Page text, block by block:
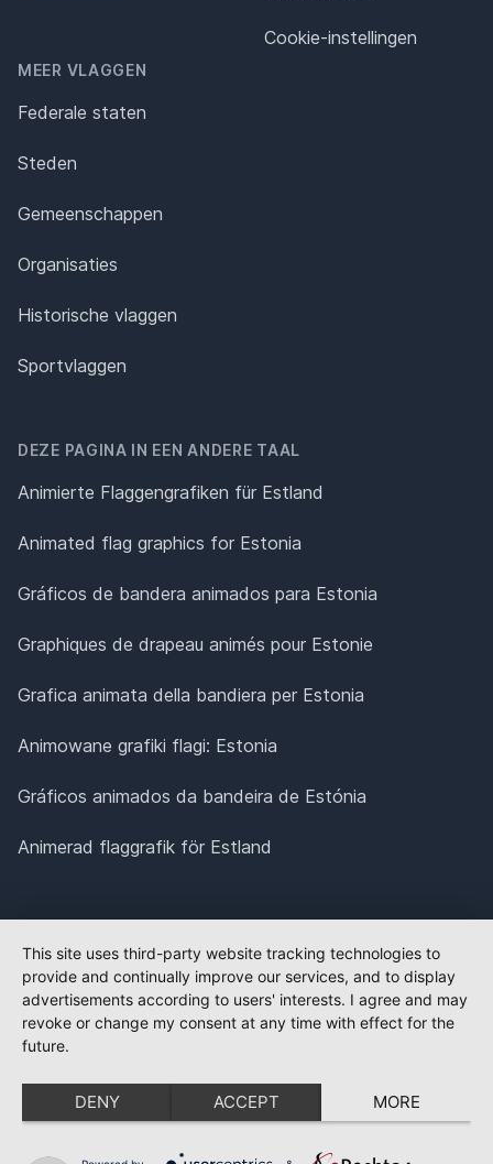
MEER VLAGGEN
Federale staten
Steden
Gemeenschappen
Organisaties
Historische vlaggen
Sportvlaggen
Cookie-instellingen
DEZE PAGINA IN EEN ANDERE TAAL
Animierte Flaggengrafiken für Estland
Animated flag graphics for Estonia
Gráficos de bandera animados para Estonia
Graphiques de drapeau animés pour Estonie
Grafica animata della bandiera per Estonia
Animowane grafiki flagi: Estonia
Gráficos animados da bandeira de Estónia
Animerad flaggrafik för Estland
This site uses third-party website tracking technologies to
provide and continually improve our services, and to display
advertisements according to users' interests. I agree and may
revoke or change my consent at any time with effect for the
future.
DENY ACCEPT MORE